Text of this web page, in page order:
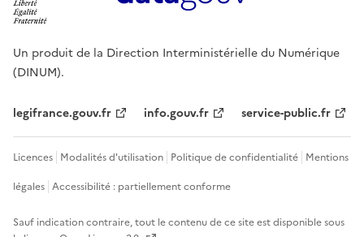
Un produit de la Direction Interministérielle du Numérique
(DINUM).
legifrance.gouv.fr info.gouv.fr service-public.fr
Licences Modalités d'utilisation Politique de confidentialité Mentions
légales Accessibilité : partiellement conforme
Sauf indication contraire, tout le contenu de ce site est disponible sous